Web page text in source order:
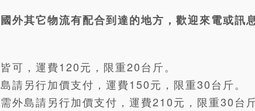
外其它物流有配合到達的地方，歡迎來電或訊息
可，運費120元，限重20台斤。
請另行加價支付，運費150元，限重30台斤。
外島請另行加價支付，運費210元，限重30台斤